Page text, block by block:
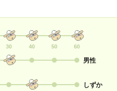
30 40 50 60
男性
しずか